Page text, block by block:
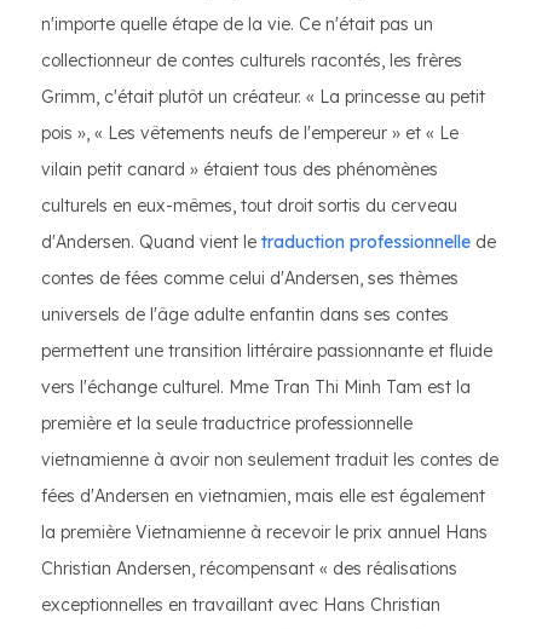
n'importe quelle étape de la vie. Ce n'était pas un
collectionneur de contes culturels racontés, les frères
Grimm, c'était plutôt un créateur. « La princesse au petit
pois », « Les vêtements neufs de l'empereur » et « Le
vilain petit canard » étaient tous des phénomènes
culturels en eux-mêmes, tout droit sortis du cerveau
d'Andersen. Quand vient le traduction professionnelle de
contes de fées comme celui d'Andersen, ses thèmes
universels de l'âge adulte enfantin dans ses contes
permettent une transition littéraire passionnante et fluide
vers l'échange culturel. Mme Tran Thi Minh Tam est la
première et la seule traductrice professionnelle
vietnamienne à avoir non seulement traduit les contes de
fées d'Andersen en vietnamien, mais elle est également
la première Vietnamienne à recevoir le prix annuel Hans
Christian Andersen, récompensant « des réalisations
exceptionnelles en travaillant avec Hans Christian